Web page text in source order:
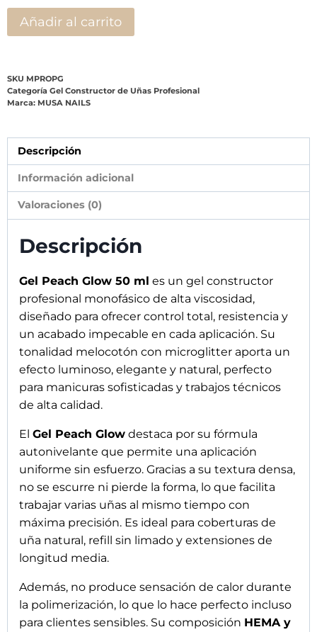
Añadir al carrito
SKU MPROPG
Categoría Gel Constructor de Uñas Profesional
Marca: MUSA NAILS
Descripción
Información adicional
Valoraciones (0)
Descripción
Gel Peach Glow 50 ml es un gel constructor
profesional monofásico de alta viscosidad,
diseñado para ofrecer control total, resistencia y
un acabado impecable en cada aplicación. Su
tonalidad melocotón con microglitter aporta un
efecto luminoso, elegante y natural, perfecto
para manicuras sofisticadas y trabajos técnicos
de alta calidad.
El Gel Peach Glow destaca por su fórmula
autonivelante que permite una aplicación
uniforme sin esfuerzo. Gracias a su textura densa,
no se escurre ni pierde la forma, lo que facilita
trabajar varias uñas al mismo tiempo con
máxima precisión. Es ideal para coberturas de
uña natural, refill sin limado y extensiones de
longitud media.
Además, no produce sensación de calor durante
la polimerización, lo que lo hace perfecto incluso
para clientes sensibles. Su composición HEMA y